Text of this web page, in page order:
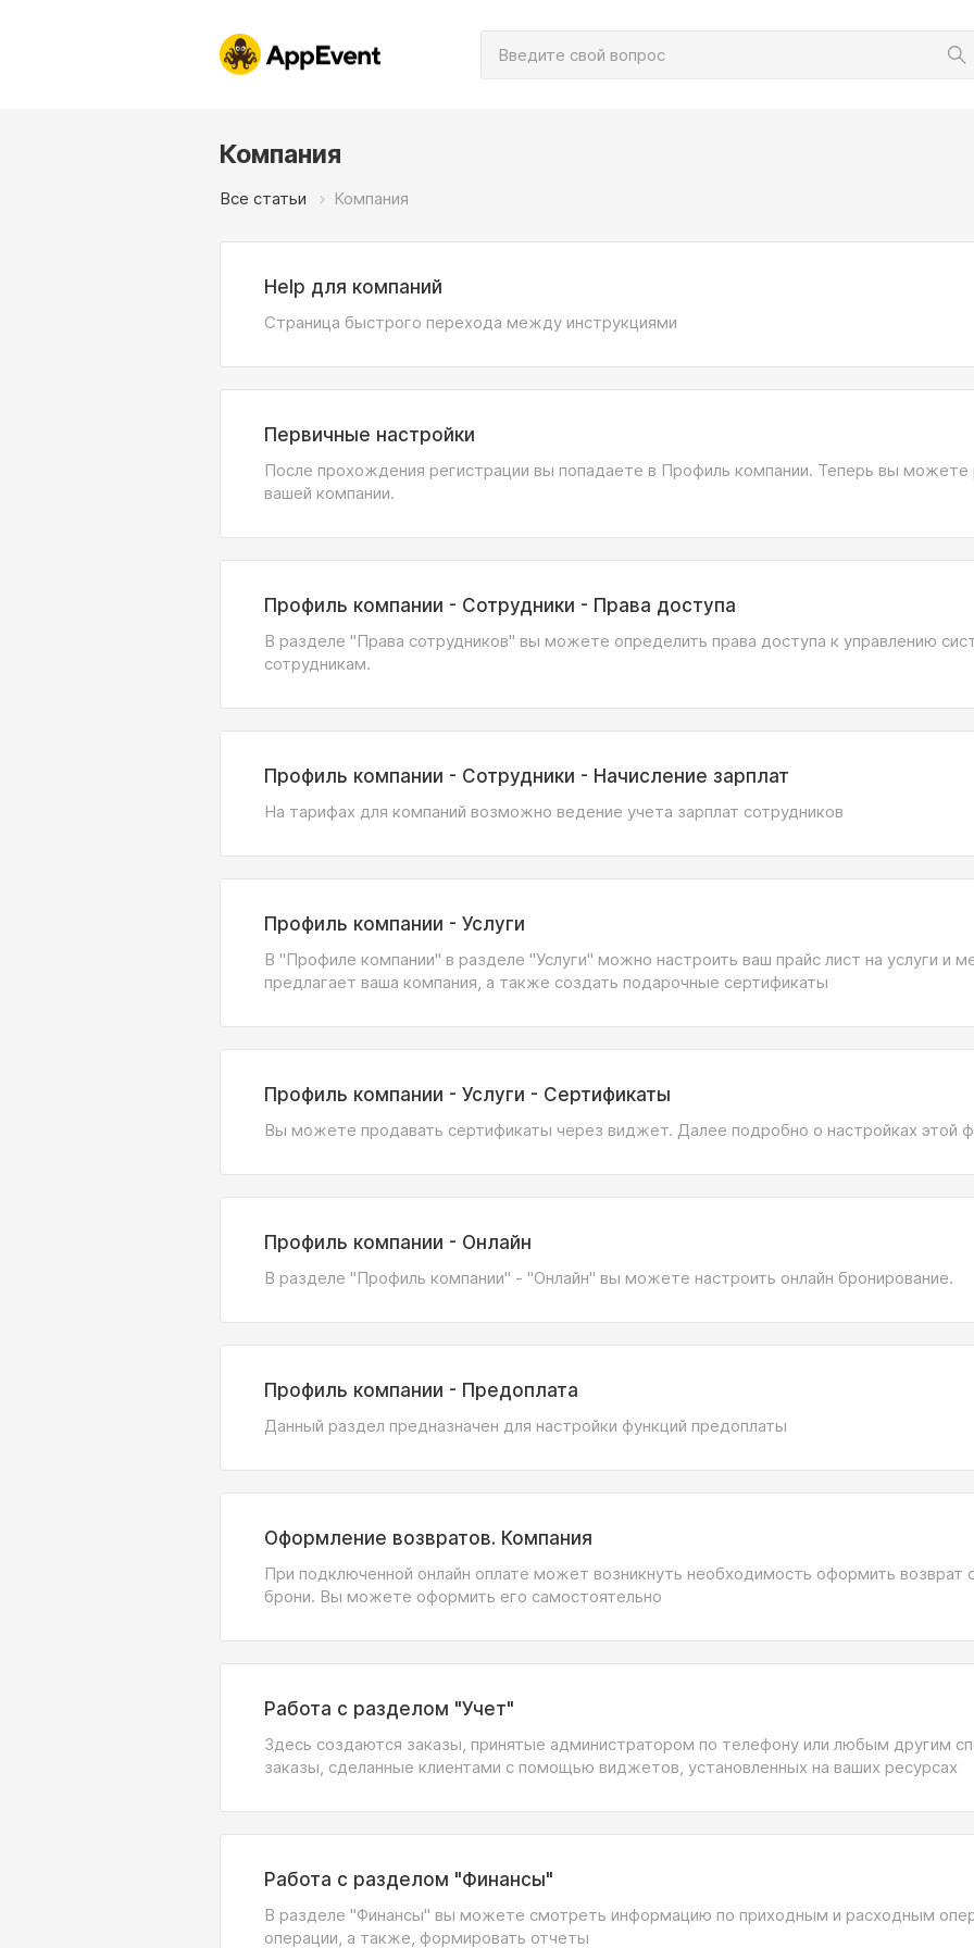
Компания
Все статьи Компания
Help для компаний
Страница быстрого перехода между инструкциями
Первичные настройки
После прохождения регистрации вы попадаете в Профиль компании. Теперь вы можете
вашей компании.
Профиль компании - Сотрудники - Права доступа
В разделе "Права сотрудников" вы можете определить права доступа к управлению
сотрудникам.
Профиль компании - Сотрудники - Начисление зарплат
На тарифах для компаний возможно ведение учета зарплат сотрудников
Профиль компании - Услуги
В "Профиле компании" в разделе "Услуги" можно настроить ваш прайс лист на услуги и
предлагает ваша компания, а также создать подарочные сертификаты
Профиль компании - Услуги - Сертификаты
Вы можете продавать сертификаты через виджет. Далее подробно о настройках этой
Профиль компании - Онлайн
В разделе "Профиль компании" - "Онлайн" вы можете настроить онлайн бронирование.
Профиль компании - Предоплата
Данный раздел предназначен для настройки функций предоплаты
Оформление возвратов. Компания
При подключенной онлайн оплате может возникнуть необходимость оформить возврат
брони. Вы можете оформить его самостоятельно
Работа с разделом "Учет"
Здесь создаются заказы, принятые администратором по телефону или любым другим
заказы, сделанные клиентами с помощью виджетов, установленных на ваших ресурсах
Работа с разделом "Финансы"
В разделе "Финансы" вы можете смотреть информацию по приходным и расходным
операции, а также, формировать отчеты